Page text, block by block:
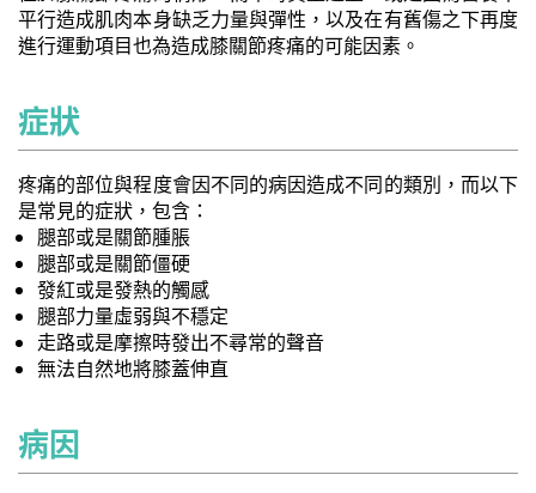
平行造成肌肉本身缺乏力量與彈性，以及在有舊傷之下再度
進行運動項目也為造成膝關節疼痛的可能因素。
症狀
疼痛的部位與程度會因不同的病因造成不同的類別，而以下
是常見的症狀，包含：
腿部或是關節腫脹
腿部或是關節僵硬
發紅或是發熱的觸感
腿部力量虛弱與不穩定
走路或是摩擦時發出不尋常的聲音
無法自然地將膝蓋伸直
病因